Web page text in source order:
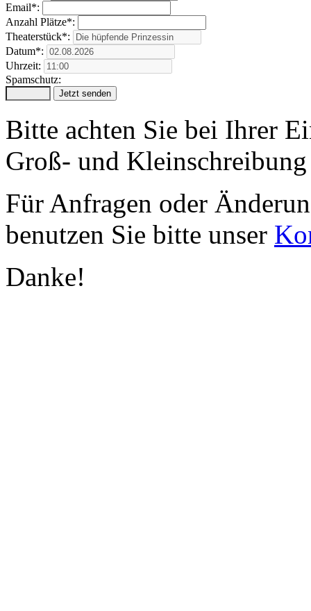
Email*:
Anzahl Plätze*:
Theaterstück*:
Datum*:
Uhrzeit:
Spamschutz:
Bitte achten Sie bei Ihrer
Groß- und
Für Anfragen oder
benutzen Sie bitte unser
Danke!